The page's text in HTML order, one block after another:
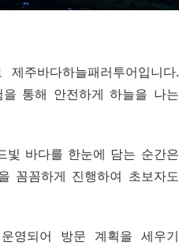
주바다하늘패러투어입니다.
통해 안전하게 하늘을 나는
빛 바다를 한눈에 담는 순간은
꼼꼼하게 진행하여 초보자도
영되어 방문 계획을 세우기